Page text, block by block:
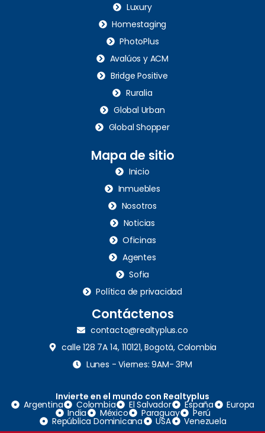
Luxury
Homestaging
PhotoPlus
Avalúos y ACM
Bridge Positive
Ruralia
Global Urban
Global Shopper
Mapa de sitio
Inicio
Inmuebles
Nosotros
Noticias
Oficinas
Agentes
Sofia
Política de privacidad
Contáctenos
contacto@realtyplus.co
calle 128 7A 14, 110121, Bogotá, Colombia
Lunes - Viernes: 9AM- 3PM
Invierte en el mundo con Realtyplus
Argentina Colombia El Salvador España Europa
India México Paraguay Perú
República Dominicana USA Venezuela